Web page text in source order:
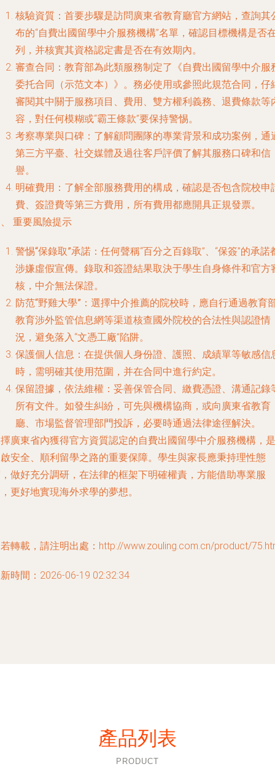
核驗資質 ：首要步驟是訪問廣東省教育廳官方網站，查詢其
布的“自費出國留學中介服務機構”名單，確認目標機構是否
列，并核實其資格認定書是否在有效期內。
審查合同 ：教育部為此類服務制定了《自費出國留學中介服
委托合同（示范文本）》。務必使用或參照此規范合同，仔
審閱其中關于服務項目、費用、雙方權利義務、退費條款等
容，對任何模糊或“霸王條款”要保持警惕。
考察專業與口碑 ：了解顧問團隊的專業背景和成功案例，通
第三方平臺、社交媒體及過往客戶評價了解其服務口碑和信
譽。
明確費用 ：了解全部服務費用的構成，確認是否包含院校申
費、簽證費等第三方費用，所有費用都應開具正規發票。
重要風險提示
警惕“保錄取”承諾 ：任何聲稱“百分之百錄取”、“保簽”的承諾
涉嫌虛假宣傳。錄取和簽證結果取決于學生自身條件和官方
核，中介無法保證。
防范“野雞大學” ：選擇中介推薦的院校時，應自行通過教育
教育涉外監管信息網等渠道核查國外院校的合法性與認證情
況，避免落入“文憑工廠”陷阱。
保護個人信息 ：在提供個人身份證、護照、成績單等敏感信
時，需明確其使用范圍，并在合同中進行約定。
保留證據，依法維權 ：妥善保管合同、繳費憑證、溝通記錄
所有文件。如發生糾紛，可先與機構協商，或向廣東省教育
廳、市場監督管理部門投訴，必要時通過法律途徑解決。
廣東省內獲得官方資質認定的自費出國留學中介服務機構，是
安全、順利留學之路的重要保障。學生與家長應秉持理性態
做好充分調研，在法律的框架下明確權責，方能借助專業服
更好地實現海外求學的夢想。
轉載，請注明出處：http://www.zouling.com.cn/product/
時間：2026-06-19 02:32:34
產品列表
PRODUCT